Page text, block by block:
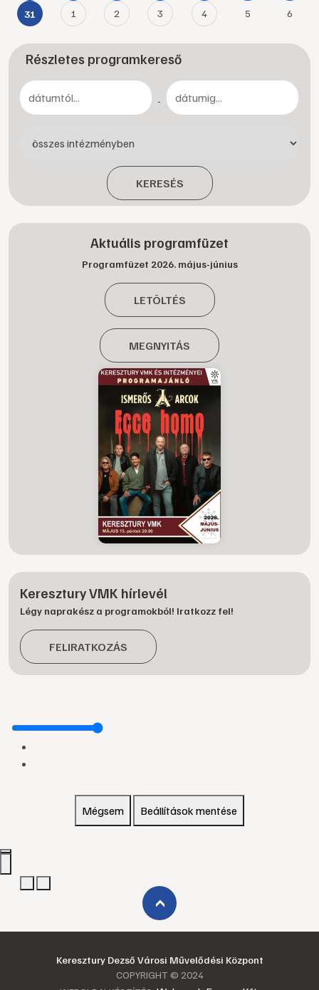
31 1 2 3 4 5 6
Részletes programkereső
-
KERESÉS
Aktuális programfüzet
Programfüzet 2026. május-június
LETÖLTÉS
MEGNYITÁS
Keresztury VMK hírlevél
Légy naprakész a programokból! Iratkozz fel!
FELIRATKOZÁS
Mégsem Beállítások mentése
›
Keresztury Dezső Városi Művelődési Központ
COPYRIGHT © 2024